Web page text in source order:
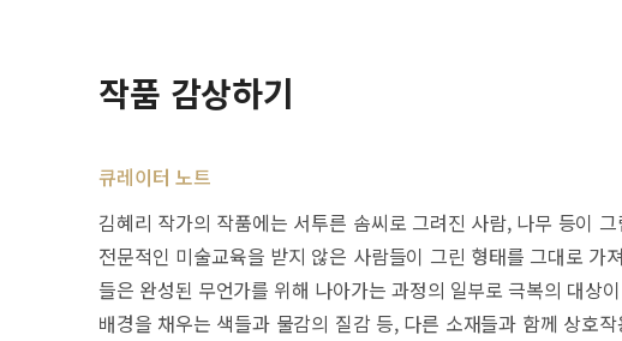
작품 감상하기
큐레이터 노트
김혜리 작가의 작품에는 서투른 솜씨로 그려진 사람, 나무 등이
전문적인 미술교육을 받지 않은 사람들이 그린 형태를 그대로 가
들은 완성된 무언가를 위해 나아가는 과정의 일부로 극복의 대상
배경을 채우는 색들과 물감의 질감 등, 다른 소재들과 함께 상호